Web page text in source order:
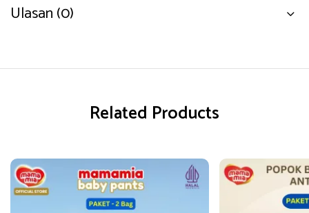
Ulasan (0)
Related Products